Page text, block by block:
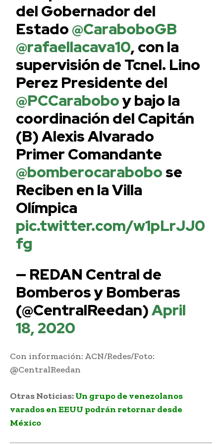
del Gobernador del
Estado @CaraboboGB
@rafaellacava10, con la
supervisión de Tcnel. Lino
Perez Presidente del
@PCCaraboboy bajo la
coordinación del Capitán
(B) Alexis Alvarado
Primer Comandante
@bomberocarabobose
Reciben en la Villa
Olímpica
pic.twitter.com/w1pLrJJ0
fg
— REDAN Central de
Bomberos y Bomberas
(@CentralReedan)April
18, 2020
Con información: ACN/Redes/Foto:
@CentralReedan
Otras Noticias:Un grupo de venezolanos
varados en EEUU podrán retornar desde
México